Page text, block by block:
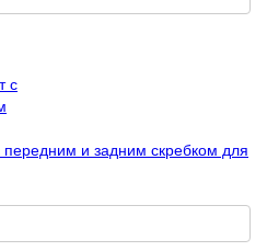
и задним скребком для